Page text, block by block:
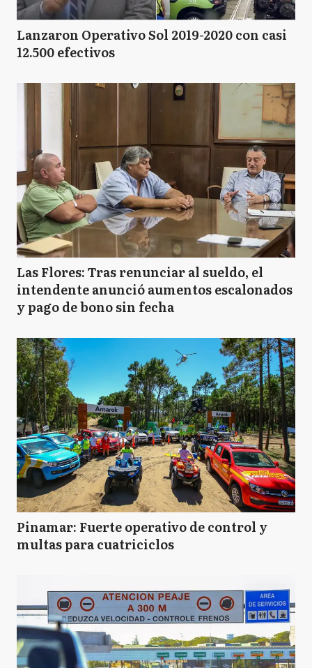
Lanzaron Operativo Sol 2019-2020 con casi
12.500 efectivos
Las Flores: Tras renunciar al sueldo, el
intendente anunció aumentos escalonados
y pago de bono sin fecha
Pinamar: Fuerte operativo de control y
multas para cuatriciclos